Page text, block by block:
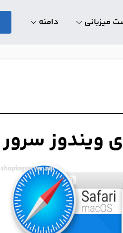
میزبانی دامنه
ویندوز سرور